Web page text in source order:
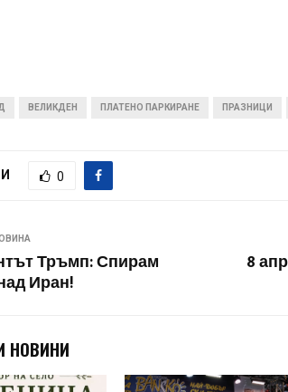
ВЕЛИКДЕН ПЛАТЕНО ПАРКИРАНЕ ПРАЗНИЦИ
0
Тръмп: Спирам
Иран!
8
НОВИНИ